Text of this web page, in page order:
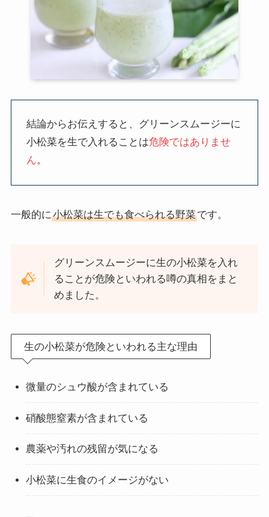
結論からお伝えすると、グリーンスムージーに
小松菜を生で入れることは危険ではありませ
ん。
一般的に小松菜は生でも食べられる野菜です。
グリーンスムージーに生の小松菜を入れ
ることが危険といわれる噂の真相をまと
めました。
生の小松菜が危険といわれる主な理由
微量のシュウ酸が含まれている
硝酸態窒素が含まれている
農薬や汚れの残留が気になる
小松菜に生食のイメージがない